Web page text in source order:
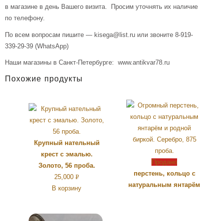
в магазине в день Вашего визита. Просим уточнять их наличие
по телефону.
По всем вопросам пишите — kisega@list.ru или звоните 8-919-
339-29-39 (WhatsApp)
Наши магазины в Санкт-Петербурге: www.antikvar78.ru
Похожие продукты
Крупный нательный
крест с эмалью.
Золото, 56 проба.
25,000 Р
УБ.
В корзину
Продано
перстень, кольцо с
натуральным янтарём